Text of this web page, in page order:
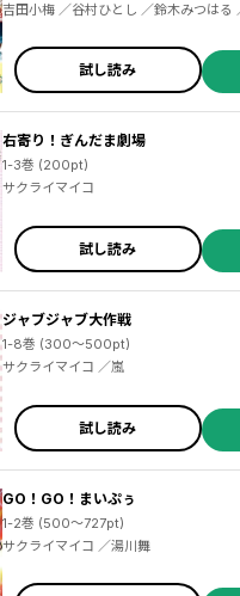
吉田小梅 ／谷村ひとし ／鈴木みつはる ／伊藤ひずみ ／塚本ケース
ケ ／カワサキカオリ ／埴田佳良 ／三上慎吾 ／萩原はっさく ／サク
ライマイコ ／ありま猛 ／なばほ ／桑木みき ／宮塚タケシ ／井上コ
ウセイ ／天草ヤスヲ
試し読み
右寄り！ぎんだま劇場
1-3巻 (200pt)
サクライマイコ
試し読み
ジャブジャブ大作戦
1-8巻 (300～500pt)
サクライマイコ ／嵐
試し読み
GO！GO！まいぷぅ
1-2巻 (500～727pt)
サクライマイコ ／湯川舞